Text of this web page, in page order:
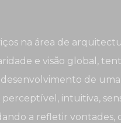
na área de
e visão global,
de
perceptível, intuitiva,
a refletir